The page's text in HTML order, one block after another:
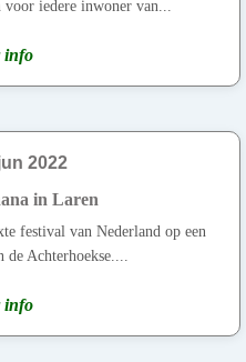
iedere inwoner van...
info
2022
in Laren
festival van Nederland op een
Achterhoekse....
info